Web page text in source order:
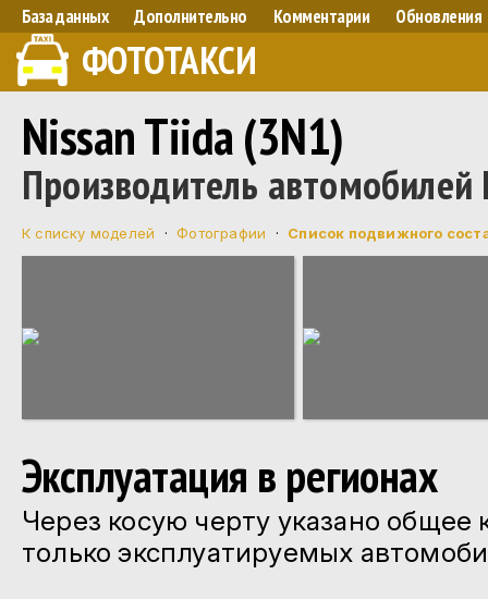
База данных Дополнительно Комментарии Обновления
ФОТОТАКСИ
Nissan Tiida (3N1)
Производитель автомобилей
К списку моделей ·Фотографии · Список подвижного
Эксплуатация в регионах
Через косую черту указано
только эксплуатируемых